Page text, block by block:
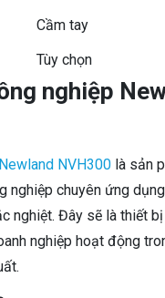
Cầm tay
Tùy chọn
nghiệp
Newland NVH300 là sản
nghiệp chuyên ứng
nghiệt. Đây sẽ là thiết
nghiệp hoạt động